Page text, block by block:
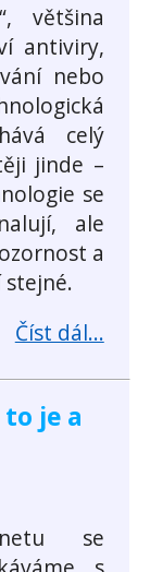
většina
antiviry,
nebo
celý
jinde –
se
ale
a
Číst dál...
je a
se